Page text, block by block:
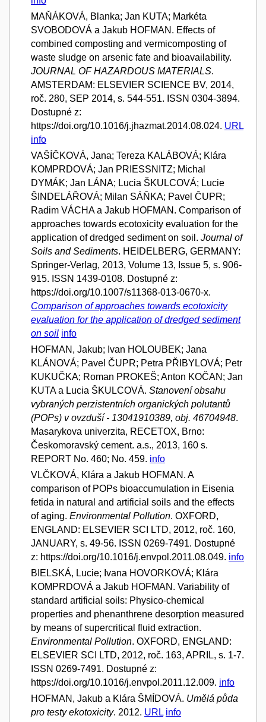
MAŇÁKOVÁ, Blanka; Jan KUTA; Markéta
SVOBODOVÁ a Jakub HOFMAN. Effects of
combined composting and vermicomposting of
waste sludge on arsenic fate and bioavailability.
JOURNAL OF HAZARDOUS MATERIALS.
AMSTERDAM: ELSEVIER SCIENCE BV, 2014,
roč. 280, SEP 2014, s. 544-551. ISSN 0304-3894.
Dostupné z:
https://doi.org/10.1016/j.jhazmat.2014.08.024. URL
info
VAŠÍČKOVÁ, Jana; Tereza KALÁBOVÁ; Klára
KOMPRDOVÁ; Jan PRIESSNITZ; Michal
DYMÁK; Jan LÁNA; Lucia ŠKULCOVÁ; Lucie
ŠINDELÁŘOVÁ; Milan SÁŇKA; Pavel ČUPR;
Radim VÁCHA a Jakub HOFMAN. Comparison of
approaches towards ecotoxicity evaluation for the
application of dredged sediment on soil. Journal of
Soils and Sediments. HEIDELBERG, GERMANY:
Springer-Verlag, 2013, Volume 13, Issue 5, s. 906-
915. ISSN 1439-0108. Dostupné z:
https://doi.org/10.1007/s11368-013-0670-x.
Comparison of approaches towards ecotoxicity
evaluation for the application of dredged sediment
on soil info
HOFMAN, Jakub; Ivan HOLOUBEK; Jana
KLÁNOVÁ; Pavel ČUPR; Petra PŘIBYLOVÁ; Petr
KUKUČKA; Roman PROKEŠ; Anton KOČAN; Jan
KUTA a Lucia ŠKULCOVÁ. Stanovení obsahu
vybraných perzistentních organických polutantů
(POPs) v ovzduší - 13041910389, obj. 46704948.
Masarykova univerzita, RECETOX, Brno:
Českomoravský cement. a.s., 2013, 160 s.
REPORT No. 460; No. 459. info
VLČKOVÁ, Klára a Jakub HOFMAN. A
comparison of POPs bioaccumulation in Eisenia
fetida in natural and artificial soils and the effects
of aging. Environmental Pollution. OXFORD,
ENGLAND: ELSEVIER SCI LTD, 2012, roč. 160,
JANUARY, s. 49-56. ISSN 0269-7491. Dostupné
z: https://doi.org/10.1016/j.envpol.2011.08.049. info
BIELSKÁ, Lucie; Ivana HOVORKOVÁ; Klára
KOMPRDOVÁ a Jakub HOFMAN. Variability of
standard artificial soils: Physico-chemical
properties and phenanthrene desorption measured
by means of supercritical fluid extraction.
Environmental Pollution. OXFORD, ENGLAND:
ELSEVIER SCI LTD, 2012, roč. 163, APRIL, s. 1-7.
ISSN 0269-7491. Dostupné z:
https://doi.org/10.1016/j.envpol.2011.12.009. info
HOFMAN, Jakub a Klára ŠMÍDOVÁ. Umělá půda
pro testy ekotoxicity. 2012. URL info